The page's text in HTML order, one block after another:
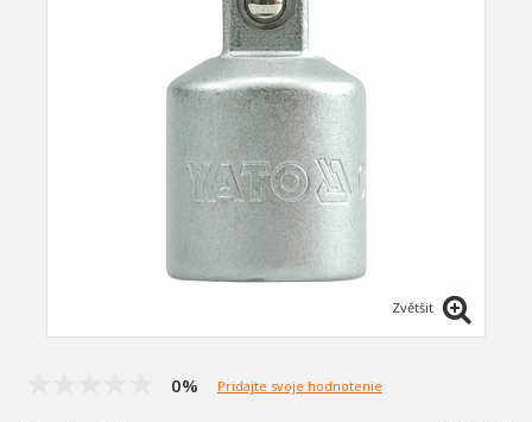
Zvětšit
0% Pridajte svoje hodnotenie